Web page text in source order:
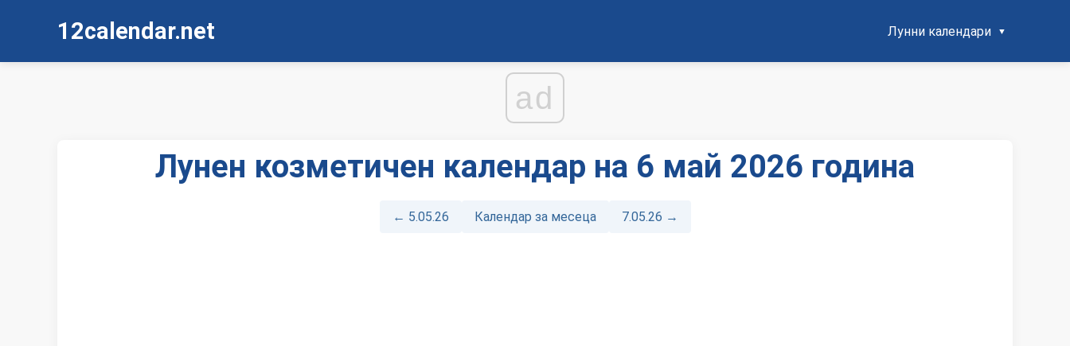
12calendar.net Лунни календари
ad
Лунен козметичен календар на 6 май 2026 година
← 5.05.26 Календар за месеца 7.05.26 →